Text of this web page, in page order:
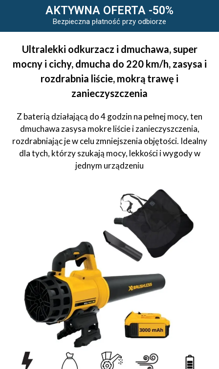
AKTYWNA OFERTA -50%
Bezpieczna płatność przy odbiorze
Ultralekki odkurzacz i dmuchawa, super
mocny i cichy, dmucha do 220 km/h, zasysa i
rozdrabnia liście, mokrą trawę i
zanieczyszczenia
Z baterią działającą do 4 godzin na pełnej mocy, ten
dmuchawa zasysa mokre liście i zanieczyszczenia,
rozdrabniając je w celu zmniejszenia objętości. Idealny
dla tych, którzy szukają mocy, lekkości i wygody w
jednym urządzeniu